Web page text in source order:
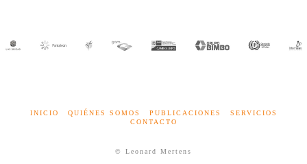
INICIO QUIÉNES SOMOS PUBLICACIONES
SERVICIOS
CONTACTO
© Leonard Mertens